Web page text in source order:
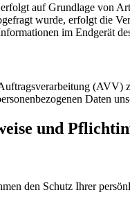
auf Grundlage von
wurde, erfolgt die
im Endgerät
(AVV)
Daten
und
den Schutz Ihrer